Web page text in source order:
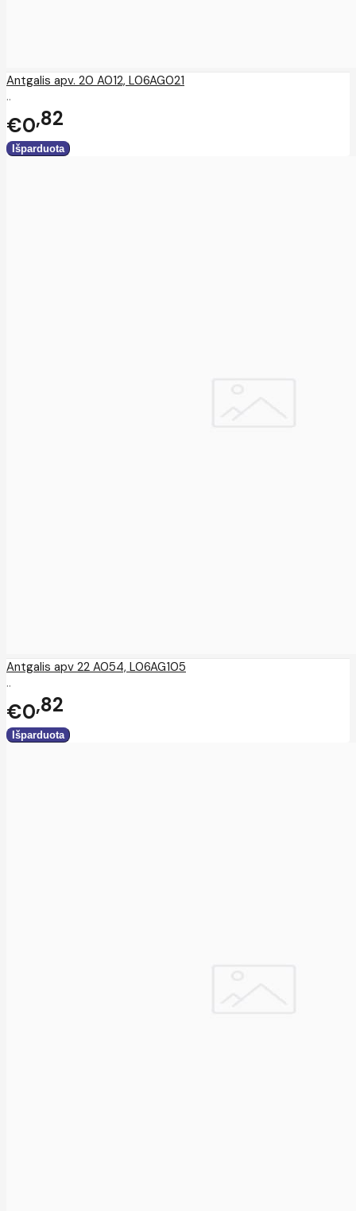
Antgalis apv. 20 A012, L06AG021
..
€0 82
Antgalis apv 22 A054, L06AG105
..
€0 82